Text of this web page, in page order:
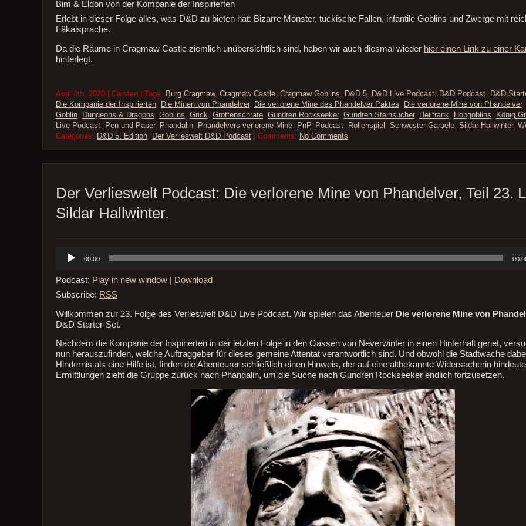
Bim & Eldon von der Kompanie der Inspirierten
Erlebt in dieser Folge alles, was D&D zu bieten hat: Bizarre Monster, tückische Fallen, infantile Goblins und Zwerge mit
Fäkalsprache.
Da die Räume in Cragmaw Castle ziemlich unübersichtlich sind, haben wir auch diesmal wieder hier einen Link zu einer
hinterlegt.
April 4th, 2020 | Carsten | Tags: Burg Cragmaw, Cragmaw Castle, Cragmaw Goblins D&D 5, D&D Live Podcast, D&D Podcast, D&D
Die Kompanie der Inspirierten, Die Minen von Phandelver, Die verlorene Mine des Phandelver Paktes Die verlorene Mine von Phandelver,
Goblin, Dungeons & Dragons Goblins Grick Grottenschrate, Gundren Rockseeker, Gundren Steinsucher, Heiltrank Hobgoblins König
Live-Podcast, Pen und Paper, Phandalin, Phandelvers verlorene Mine, PnP, Podcast, Rollenspiel Schwester Garaele, Sildar Hallwinter,
Categories: D&D 5. Edition, Der Verlieswelt D&D Podcast| Comments: No Comments
Der Verlieswelt Podcast: Die verlorene Mine von Phandelver, Teil 23.
Sildar Hallwinter.
Audio-
Player
00:00
Podcast: Play in new window|
Download
Subscribe: RSS
Willkommen zur 23. Folge des Verlieswelt D&D Live Podcast. Wir spielen das Abenteuer Die verlorene Mine von
D&D Starter-Set.
Nachdem die Kompanie der Inspirierten in der letzten Folge in den Gassen von Neverwinter in einen Hinterhalt geriet,
nun herauszufinden, welche Auftraggeber für dieses gemeine Attentat verantwortlich sind. Und obwohl die Stadtwache
Hindernis als eine Hilfe ist, finden die Abenteurer schließlich einen Hinweis, der auf eine altbekannte Widersacherin
Ermittlungen zieht die Gruppe zurück nach Phandalin, um die Suche nach Gundren Rockseeker endlich fortzusetzen.